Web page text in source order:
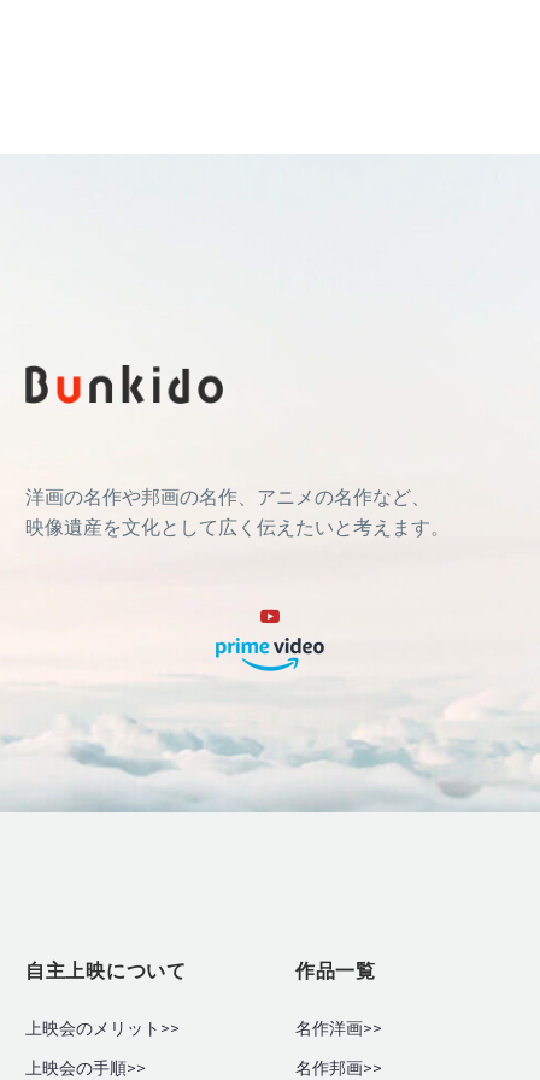
洋画の名作や邦画の名作、アニメの名作など、
映像遺産を文化として広く伝えたいと考えます。
自主上映について
上映会のメリット>>
上映会の手順>>
作品一覧
名作洋画>>
名作邦画>>